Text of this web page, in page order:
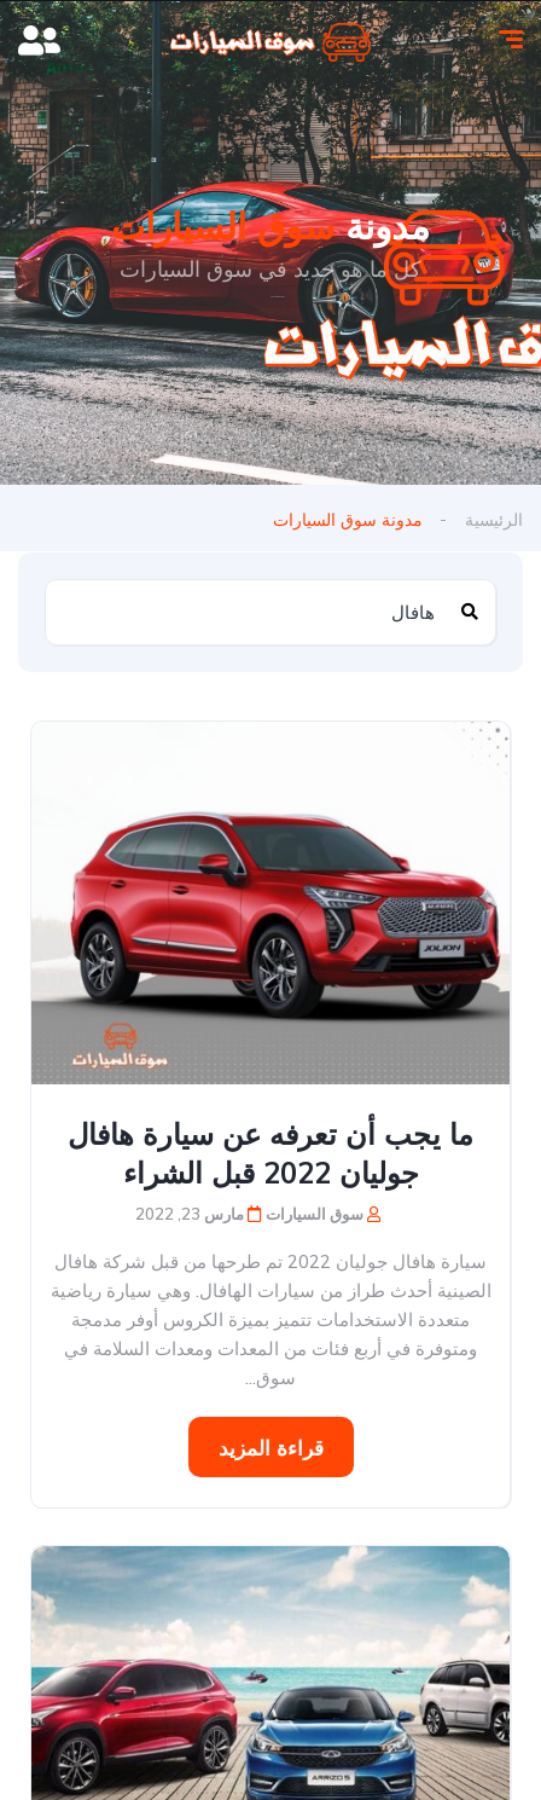
مدونةسوق السيارات
كل ما هو جديد في سوق السيارات
الرئيسية مدونة سوق السيارات
ما يجب أن تعرفه عن سيارة هافال
جوليان 2022 قبل الشراء
سوق السيارات مارس 23, 2022
سيارة هافال جوليان 2022 تم طرحها من قبل شركة هافال
الصينية أحدث طراز من سيارات الهافال. وهي سيارة رياضية
متعددة الاستخدامات تتميز بميزة الكروس أوفر مدمجة
ومتوفرة في أربع فئات من المعدات ومعدات السلامة في
سوق...
قراءة المزيد